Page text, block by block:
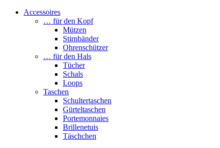
Accessoires
… für den Kopf
Mützen
Stirnbänder
Ohrenschützer
… für den Hals
Tücher
Schals
Loops
Taschen
Schultertaschen
Gürteltaschen
Portemonnaies
Brillenetuis
Täschchen